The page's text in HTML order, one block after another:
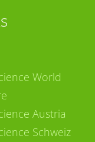
World
Austria
Schweiz